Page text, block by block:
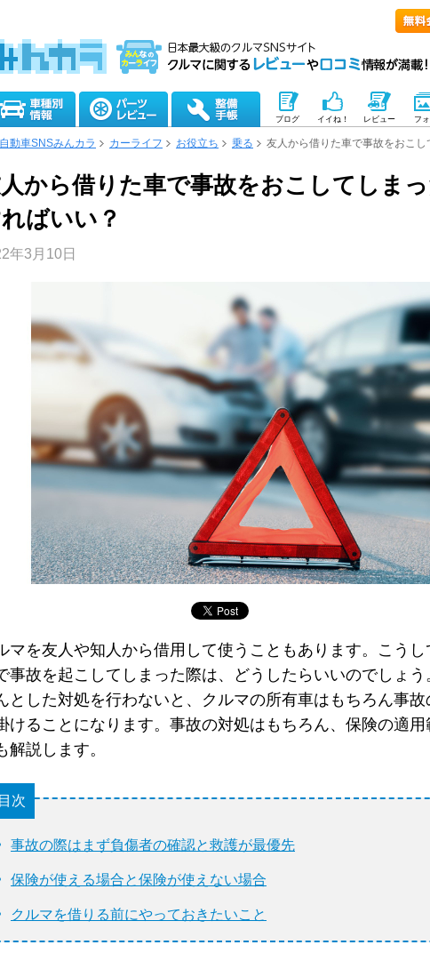
ブログ イイね！ レビュー フ
動車SNSみんカラ カーライフ お役立ち 乗る 友人から借りた車で事故をおこ
から借りた車で事故をおこしてしま
ばいい？
年3月10日
マを友人や知人から借用して使うこともあります。こう
事故を起こしてしまった際は、どうしたらいいのでしょう
とした対処を行わないと、クルマの所有車はもちろん事
けることになります。事故の対処はもちろん、保険の適
解説します。
目次
事故の際はまず負傷者の確認と救護が最優先
保険が使える場合と保険が使えない場合
クルマを借りる前にやっておきたいこと